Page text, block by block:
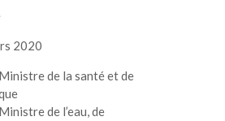
2020
de la santé et de
de l’eau, de